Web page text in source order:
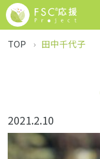
TOP 田中千代子
2021.2.10